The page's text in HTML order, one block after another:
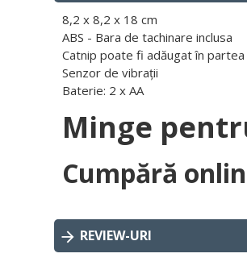
8,2 x 8,2 x 18 cm
ABS - Bara de tachinare inclusa
Catnip poate fi adăugat în
Senzor de vibrații
Baterie: 2 x AA
Minge
Cumpără
REVIEW-URI